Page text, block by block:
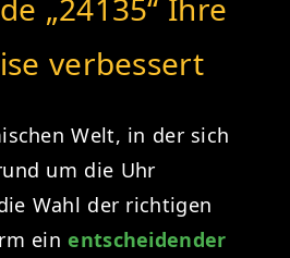
„24135“ Ihre
verbessert
Welt, in der sich
um die Uhr
Wahl der richtigen
einentscheidender